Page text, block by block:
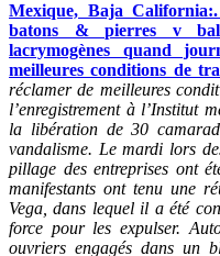
Mexique, Baja
batons & pierres v
lacrymogènes quand
meilleures conditions de
réclamer de meilleures
l’enregistrement à l’Institut
la libération de 30
vandalisme. Le mardi lors
pillage des entreprises ont
manifestants ont tenu une
Vega, dans lequel il a été
force pour les expulser.
ouvriers engagés dans un